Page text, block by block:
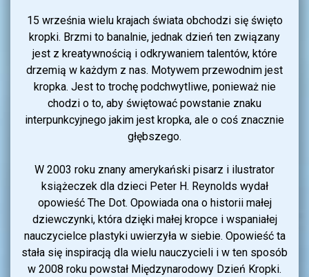
15 września wielu krajach świata obchodzi się święto
kropki. Brzmi to banalnie, jednak dzień ten związany
jest z kreatywnością i odkrywaniem talentów, które
drzemią w każdym z nas. Motywem przewodnim jest
kropka. Jest to trochę podchwytliwe, ponieważ nie
chodzi o to, aby świętować powstanie znaku
interpunkcyjnego jakim jest kropka, ale o coś znacznie
głębszego.
W 2003 roku znany amerykański pisarz i ilustrator
książeczek dla dzieci Peter H. Reynolds wydał
opowieść The Dot. Opowiada ona o historii małej
dziewczynki, która dzięki małej kropce i wspaniałej
nauczycielce plastyki uwierzyła w siebie. Opowieść ta
stała się inspiracją dla wielu nauczycieli i w ten sposób
w 2008 roku powstał Międzynarodowy Dzień Kropki.